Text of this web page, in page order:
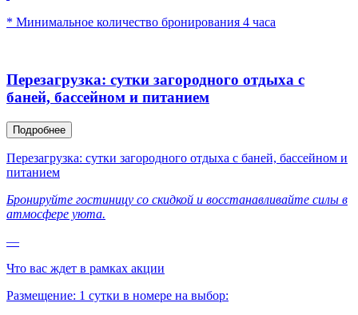
* Минимальное количество бронирования 4 часа
Перезагрузка: сутки загородного отдыха с
баней, бассейном и питанием
Подробнее
Перезагрузка: сутки загородного отдыха с баней, бассейном и
питанием
Бронируйте гостиницу со скидкой и восстанавливайте силы в
атмосфере уюта.
—
Что вас ждет в рамках акции
Размещение: 1 сутки в номере на выбор: